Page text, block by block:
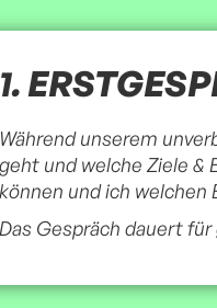
1.
Während unserem
geht und welche Ziele &
können und ich welchen
Das Gespräch dauert